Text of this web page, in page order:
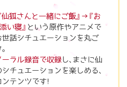
仙狐さんと一緒にご飯』→『お
い寝』 という原作やアニメで
話シチュエーションを丸ご
ラル録音で収録し、まさに仙
チュエーションを楽しめる、
テンツです！